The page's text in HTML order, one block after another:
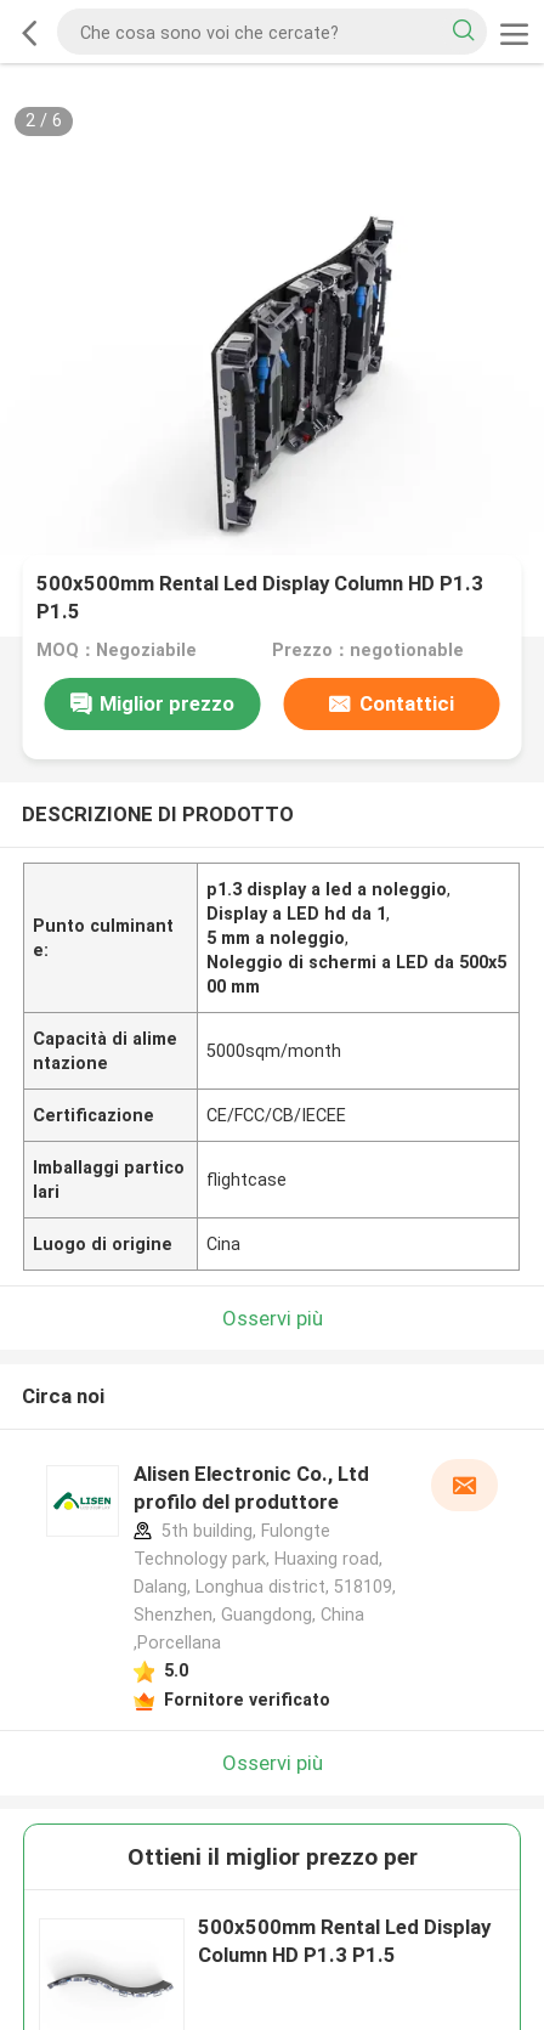
2/ 6
500x500mm Rental Led Display Column HD P1.3
P1.5
MOQ：Negoziabile Prezzo：negotionable
Miglior prezzo Contattici
DESCRIZIONE DI PRODOTTO
Punto culminant
e:
p1.3 display a led a noleggio,
Display a LED hd da 1,
5 mm a noleggio,
Noleggio di schermi a LED da 500x5
00 mm
Capacità di alime
ntazione
5000sqm/month
Certificazione CE/FCC/CB/IECEE
Imballaggi partico
lari
flightcase
Luogo di origine Cina
Osservi più
Circa noi
Alisen Electronic Co., Ltd
profilo del produttore
5th building, Fulongte
Technology park, Huaxing road,
Dalang, Longhua district, 518109,
Shenzhen, Guangdong, China
,Porcellana
5.0
Fornitore verificato
Osservi più
Ottieni il miglior prezzo per
500x500mm Rental Led Display
Column HD P1.3 P1.5